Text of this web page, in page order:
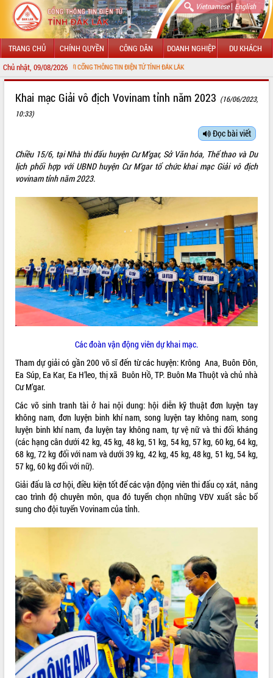
Vietnamese| English
TRANG CHỦ CHÍNH QUYỀN CÔNG DÂN DOANH NGHIỆP DU KHÁCH
Chủ nhật, 09/08/2026
ĐẾN VỚI CỔNG THÔNG TIN ĐIỆN TỬ TỈNH ĐẮK LẮK
LÃNH ĐẠO UBND TỈNH
SỞ, BAN, NGÀNH
THÔNG TIN CHỈ ĐẠO ĐIỀU HÀNH
VĂN BẢN HĐND TỈNH
ĐIỂM TIN VĂN BẢN
QUY HOẠCH - KẾ HOẠCH
Không có file video nào để phát.
ALBUM ẢNH
Khai mạc Giải vô địch Vovinam tỉnh năm 2023 (16/06/2023,
10:33)
Đọc bài viết
Chiều 15/6, tại Nhà thi đấu huyện Cư M’gar, Sở Văn hóa, Thể thao và Du
lịch phối hợp với UBND huyện Cư M’gar tổ chức khai mạc Giải vô địch
vovinam tỉnh năm 2023.
Các đoàn vận động viên dự khai mạc.
Tham dự giải có gần 200 võ sĩ đến từ các huyện: Krông Ana, Buôn Đôn,
Ea Súp, Ea Kar, Ea H’leo, thị xã Buôn Hồ, TP. Buôn Ma Thuột và chủ nhà
Cư M’gar.
Các võ sinh tranh tài ở hai nội dung: hội diễn kỹ thuật đơn luyện tay
không nam, đơn luyện binh khí nam, song luyện tay không nam, song
luyện binh khí nam, đa luyện tay không nam, tự vệ nữ và thi đối kháng
(các hạng cân dưới 42 kg, 45 kg, 48 kg, 51 kg, 54 kg, 57 kg, 60 kg, 64 kg,
68 kg, 72 kg đối với nam và dưới 39 kg, 42 kg, 45 kg, 48 kg, 51 kg, 54 kg,
57 kg, 60 kg đối với nữ).
Giải đấu là cơ hội, điều kiện tốt để các vận động viên thi đấu cọ xát, nâng
cao trình độ chuyên môn, qua đó tuyển chọn những VĐV xuất sắc bổ
sung cho đội tuyển Vovinam của tỉnh.